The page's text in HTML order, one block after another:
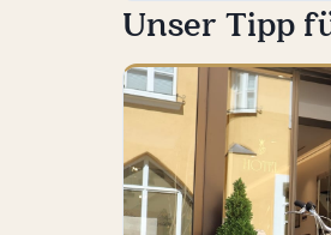
Unser Tipp